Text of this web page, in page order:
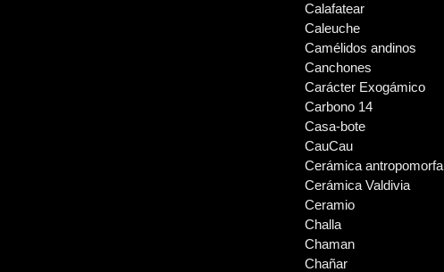
Calafatear
Caleuche
Camélidos andinos
Canchones
Carácter Exogámico
Carbono 14
Casa-bote
CauCau
Cerámica antropomorfa
Cerámica Valdivia
Ceramio
Challa
Chaman
Chañar